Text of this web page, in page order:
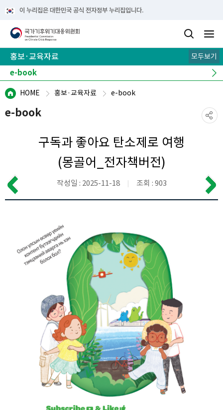
이 누리집은 대한민국 공식 전자정부 누리집입니다.
홍보·교육자료
카드뉴스
기후 이해 노트
e-book
뉴스레터
캠페인
모두보기
HOME 홍보·교육자료 e-book
e-book
구독과 좋아요 탄소제로 여행
(몽골어_전자책버전)
작성일 : 2025-11-18 조회 : 903